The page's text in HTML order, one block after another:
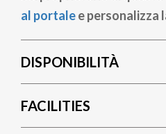
al portalee personalizza
DISPONIBILITÀ
FACILITIES